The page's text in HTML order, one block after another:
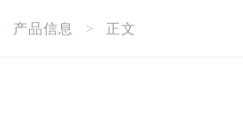
产品信息 > 正文